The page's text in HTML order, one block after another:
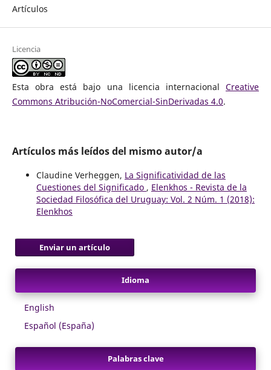
Artículos
Licencia
Esta obra está bajo una licencia internacionalCreative
Commons Atribución-NoComercial-SinDerivadas 4.0.
Artículos más leídos del mismo autor/a
Claudine Verheggen, La Significatividad de las
Cuestiones del Significado , Elenkhos - Revista de la
Sociedad Filosófica del Uruguay: Vol. 2 Núm. 1 (2018):
Elenkhos
Enviar un artículo
Idioma
English
Español (España)
Palabras clave